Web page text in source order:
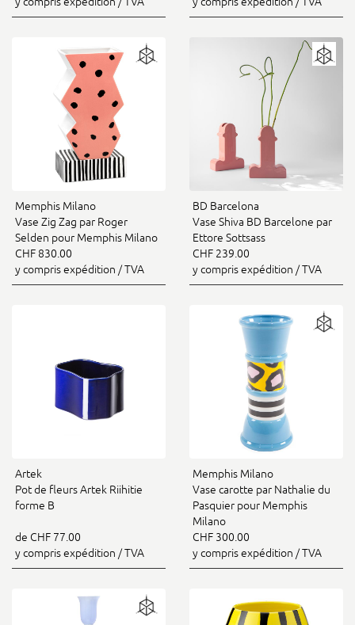
Memphis Milano
Vase Zig Zag par Roger
Selden pour Memphis Milano
CHF 830.00
y compris expédition / TVA
BD Barcelona
Vase Shiva BD Barcelone par
Ettore Sottsass
CHF 239.00
y compris expédition / TVA
Artek
Pot de fleurs Artek Riihitie
forme B
de CHF 77.00
y compris expédition / TVA
Memphis Milano
Vase carotte par Nathalie du
Pasquier pour Memphis
Milano
CHF 300.00
y compris expédition / TVA